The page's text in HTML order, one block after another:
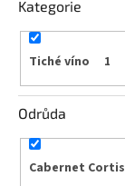
Víno
podle
obsahu
cukru
balení
Kategorie
Tiché víno 1
Odrůda
Cabernet Cortis